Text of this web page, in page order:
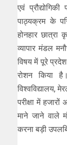
एवं
पाठ्यक्रम के
होनहार छात्रा
व्यापार मंडल
विषय में पूरे
रोशन किया
विश्वविद्यालय,
परीक्षा में हजारों
माने जाने वाले
करना बड़ी